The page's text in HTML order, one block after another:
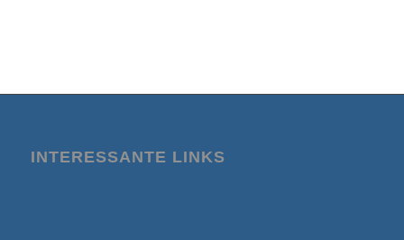
INTERESSANTE LINKS